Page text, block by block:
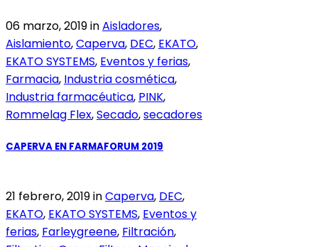
06 marzo, 2019inAisladores,
Aislamiento,Caperva, DEC, EKATO,
EKATO SYSTEMS, Eventos y ferias,
Farmacia, Industria cosmética,
Industria farmacéutica, PINK,
Rommelag Flex,Secado,secadores
CAPERVA EN FARMAFORUM 2019
21 febrero, 2019inCaperva, DEC,
EKATO, EKATO SYSTEMS, Eventos y
ferias, Farleygreene, Filtración,